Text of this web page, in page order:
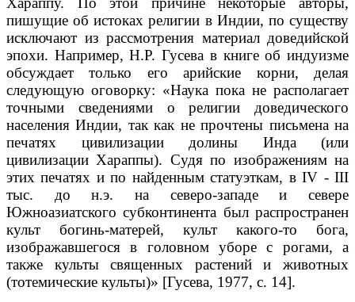
пишущие об истоках религии в Индии, по существу
исключают из рассмотрения материал доведийской
эпохи. Например, Н.Р. Гусева в книге об индуизме
обсуждает только его арийские корни, делая
следующую оговорку: «Наука пока не располагает
точными сведениями о религии доведического
населения Индии, так как не прочтены письмена на
печатях цивилизации долины Инда (или
цивилизации Хараппы). Судя по изображениям на
этих печатях и по найденным статуэткам, в IV - III
тыс. до н.э. на северо-западе и севере
Южноазиатского субконтинента был распространен
культ богинь-матерей, культ какого-то бога,
изображавшегося в головном уборе с рогами, а
также культы священных растений и животных
(тотемические культы)» [Гусева, 1977, с. 14].